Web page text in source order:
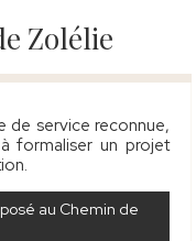
Zolélie
de service reconnue,
formaliser un projet
au Chemin de